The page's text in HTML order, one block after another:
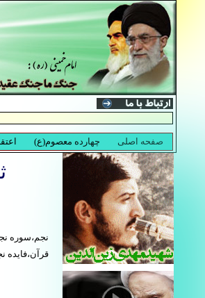
نجم،سوره
قرآن،فایده